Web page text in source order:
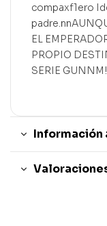
compaxf1ero
EL
PROPIO
SERIE
Información